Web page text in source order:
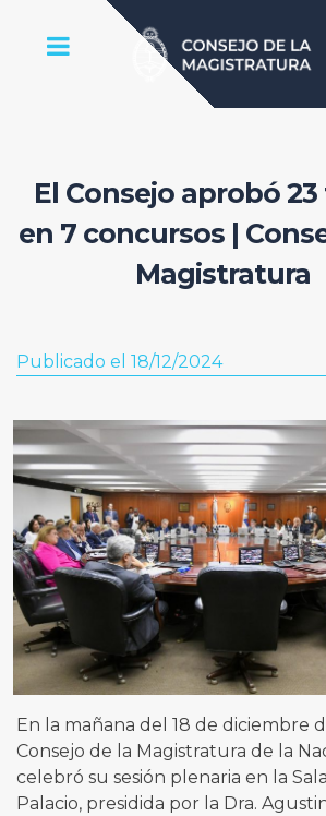
El Consejo aprobó
en 7 concursos |
Magistratura
Publicado el 18/12/2024
En la mañana del 18 de diciembre
Consejo de la Magistratura de la
celebró su sesión plenaria en la
Palacio, presidida por la Dra.